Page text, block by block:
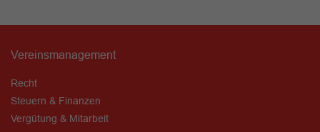
Vereinsmanagement
Recht
Steuern & Finanzen
Vergütung & Mitarbeit